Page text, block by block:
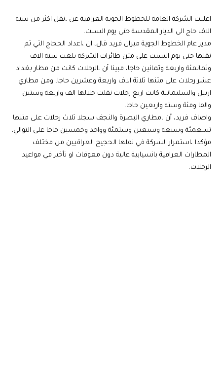
اعلنت الشركة العامة للخطوط الجوية العراقية عن ،نقل اكثر من ستة
الاف حاج الى الديار المقدسة حتى يوم السبت.
مدير عام الخطوط الجوية ميران فريد قال، ان ،اعداد الحجاج التي تم
نقلها حتى يوم السبت على متن طائرات الشركة بلغت ستة الاف
وثمانمئة واربعة وثمانين حاجا، مبينا أن ،الرحلات كانت من مطار بغداد
عشر رحلات على متنها ثلاثة الاف واربعة وعشرين حاجا، ومن مطاري
اربيل والسليمانية كانت اربع رحلات نقلت خلالها الف واربعة وستين
والفا ومئة وستة واربعين حاجا.
واضاف فريد، أن ،مطاري البصرة والنجف سجلا ثلاث رحلات على متنها
تسعمئة وسبعة وسبعين وستمئة وواحد وخمسين حاجا على التوالي،
مؤكدا ،استمرار الشركة في نقلها الحجيج العراقيين من مختلف
المطارات العراقية بانسيابية عالية دون معوقات او تأخير في مواعيد
الرحلات.